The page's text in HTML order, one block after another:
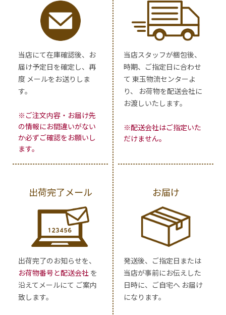
当店にて在庫確認後、お
届け予定日を確定し、再
度 メールをお送りしま
す。
※ご注文内容・お届け先
の情報にお間違いがない
か必ずご確認をお願いし
ます。
当店スタッフが梱包後、
時期、ご指定日に合わせ
て 東玉物流センターよ
り、 お荷物を配送会社に
お渡しいたします。
※配送会社はご指定いた
だけません。
出荷完了メール
出荷完了のお知らせを、
お荷物番号と配送会社 を
沿えてメールにて ご案内
致します。
お届け
発送後、ご指定日または
当店が事前にお伝えした
日時に、ご自宅へ お届け
になります。